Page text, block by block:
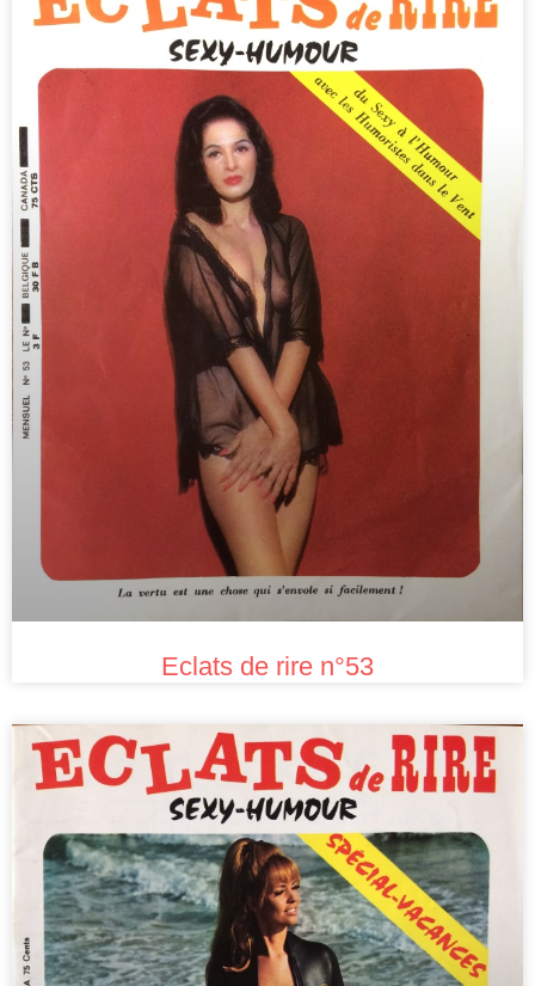
Eclats de rire n°53